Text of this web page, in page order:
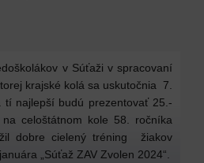
v Súťaži v spracovaní
krajské kolá sa uskutočnia 7.
tí najlepší budú prezentovať 25.-
celoštátnom kole 58. ročníka
dobre cielený tréning žiakov
„Súťaž ZAV Zvolen 2024“.